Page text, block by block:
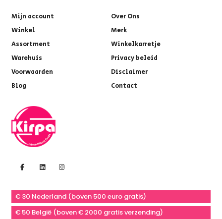
Mijn account
Over Ons
Winkel
Merk
Assortment
Winkelkarretje
Warehuis
Privacy beleid
Voorwaarden
Disclaimer
Blog
Contact
€ 30 Nederland (boven 500 euro gratis)
€ 50 België (boven € 2000 gratis verzending)